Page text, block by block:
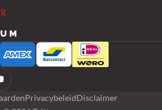
PrivacybeleidDisclaimer